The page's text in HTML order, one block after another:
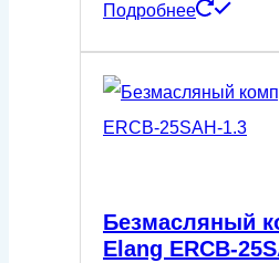
Подробнее
Безмасляный
Elang ERCB-